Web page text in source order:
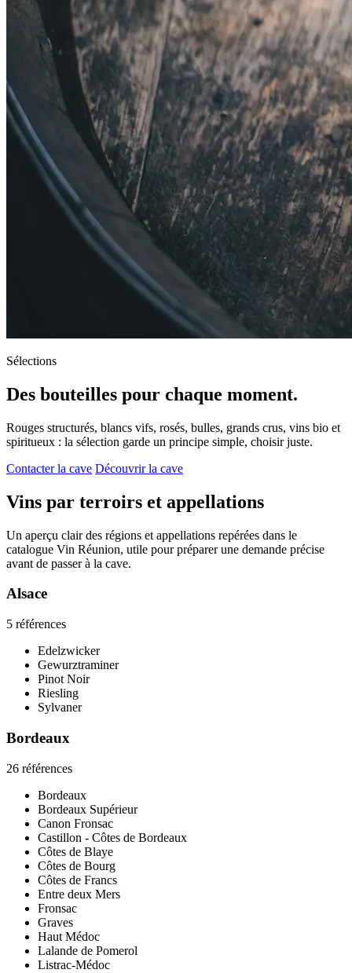
Sélections
Des bouteilles pour chaque moment.
Rouges structurés, blancs vifs, rosés, bulles, grands crus, vins bio et
spiritueux : la sélection garde un principe simple, choisir juste.
Contacter la cave Découvrir la cave
Vins par terroirs et appellations
Un aperçu clair des régions et appellations repérées dans le
catalogue Vin Réunion, utile pour préparer une demande précise
avant de passer à la cave.
Alsace
5 références
Edelzwicker
Gewurztraminer
Pinot Noir
Riesling
Sylvaner
Bordeaux
26 références
Bordeaux
Bordeaux Supérieur
Canon Fronsac
Castillon - Côtes de Bordeaux
Côtes de Blaye
Côtes de Bourg
Côtes de Francs
Entre deux Mers
Fronsac
Graves
Haut Médoc
Lalande de Pomerol
Listrac-Médoc